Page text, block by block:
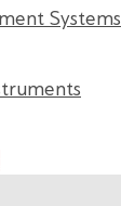
Systems